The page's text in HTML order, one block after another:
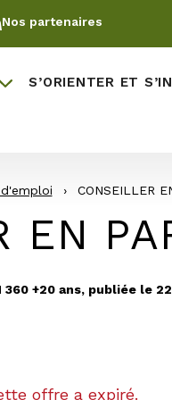
Nos partenaires
S’ORIENTER ET
› CONSEILLER
EN
360 +20 ans, publiée le
offre a expiré.